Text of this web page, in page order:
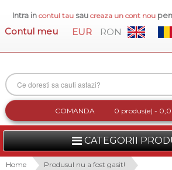
Intra in contul tausau creaza un cont nou
Contul meu EUR RON
COMANDA 0 produs(e) -
CATEGORII
FEMEI
Home Produsul nu a fost gasit!